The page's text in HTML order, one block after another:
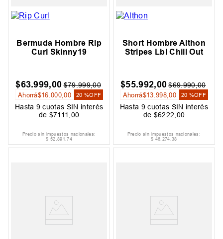
Bermuda Hombre Rip
Curl Skinny19
$63.999,00 $79.999,00
Ahorrá$16 .000 ,00 20 %OFF
Hasta 9 cuotas SIN interés
de $7111 00
Precio sin impuestos nacionales:
$ 52.891,74
Short Hombre Althon
Stripes Lbl Chill Out
$55.992,00 $69.990,00
Ahorrá$13 998,00 20 %OFF
Hasta 9cuotas SIN interés
de $6222 00
Precio sin impuestos nacionales:
$ 46.274,38